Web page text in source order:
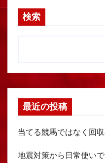
検索
最近の投稿
当てる競馬ではなく回
地震対策から日常使い